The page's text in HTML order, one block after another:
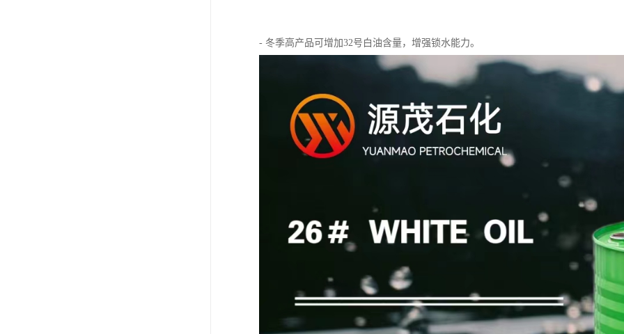
- 冬季高产品可增加32号白油含量，增强锁水能力。